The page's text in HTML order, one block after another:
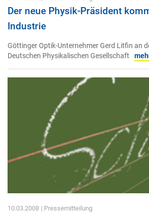
Der neue Physik-Präsident
Industrie
Göttinger Optik-Unternehmer Gerd Litfin an
Deutschen Physikalischen Gesellschaft
10.03.2008 | Pressemitteilung